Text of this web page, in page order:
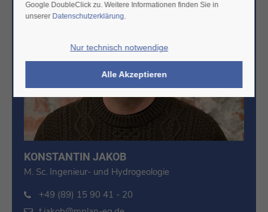
KONSTANTIN JAKOB
M. Sc. Ingenieur- und Hydrogeologie
+49 (89) 15 90 41 - 20
Google DoubleClick zu. Weitere Informationen finden Sie in
unserer Datenschutzerklärung.
Nur technisch notwendige
Alle Akzeptieren